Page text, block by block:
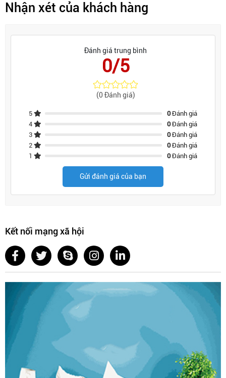
Nhận xét của khách hàng
Đánh giá trung bình
0/5
(0 Đánh giá)
5 0Đánh giá
4
0Đánh giá
3
0Đánh giá
2
0Đánh giá
1
0Đánh giá
Gửi đánh giá của bạn
Kết nối mạng xã hội